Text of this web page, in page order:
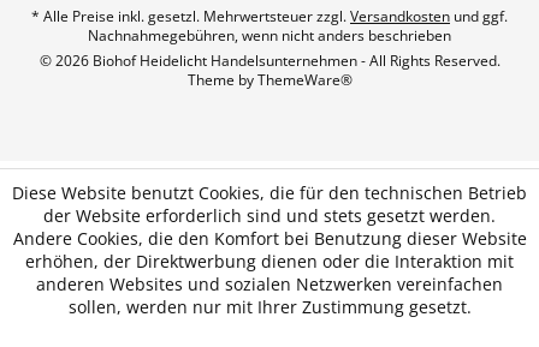
* Alle Preise inkl. gesetzl. Mehrwertsteuer zzgl.Versandkosten und ggf.
Nachnahmegebühren, wenn nicht anders beschrieben
© 2026 Biohof Heidelicht Handelsunternehmen - All Rights Reserved.
Theme byThemeWare®
Diese Website benutzt Cookies, die für den technischen Betrieb
der Website erforderlich sind und stets gesetzt werden.
Andere Cookies, die den Komfort bei Benutzung dieser Website
erhöhen, der Direktwerbung dienen oder die Interaktion mit
anderen Websites und sozialen Netzwerken vereinfachen
sollen, werden nur mit Ihrer Zustimmung gesetzt.